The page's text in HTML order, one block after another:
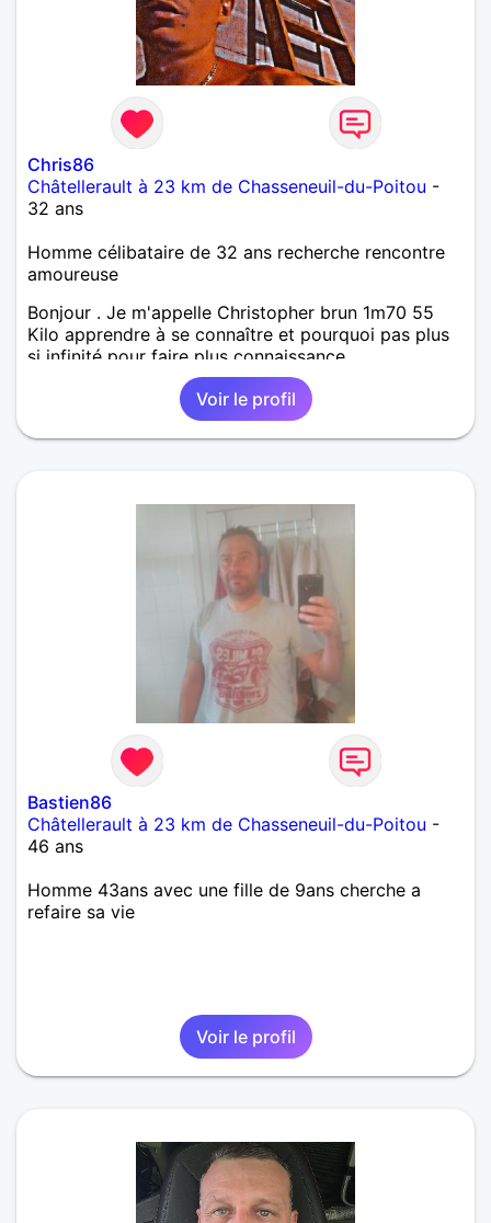
Chris86
Châtellerault à 23 km de Chasseneuil-du-Poitou -
32 ans
Homme célibataire de 32 ans recherche rencontre
amoureuse
Bonjour . Je m'appelle Christopher brun 1m70 55
Kilo apprendre à se connaître et pourquoi pas plus
si infinité pour faire plus connaissance.
Voir le profil
Bastien86
Châtellerault à 23 km de Chasseneuil-du-Poitou -
46 ans
Homme 43ans avec une fille de 9ans cherche a
refaire sa vie
Voir le profil